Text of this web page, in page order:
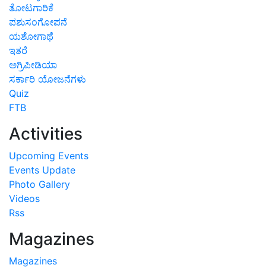
ತೋಟಗಾರಿಕೆ
ಪಶುಸಂಗೋಪನೆ
ಯಶೋಗಾಥೆ
ಇತರೆ
ಅಗ್ರಿಪೀಡಿಯಾ
ಸರ್ಕಾರಿ ಯೋಜನೆಗಳು
Quiz
FTB
Activities
Upcoming Events
Events Update
Photo Gallery
Videos
Rss
Magazines
Magazines